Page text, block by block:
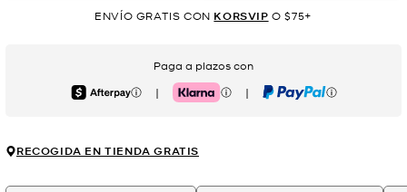
ENVÍO GRATIS CON KORSVIP O $75+
Paga a plazos con
Afterpay | Klarna | PayPal
RECOGIDA EN TIENDA GRATIS